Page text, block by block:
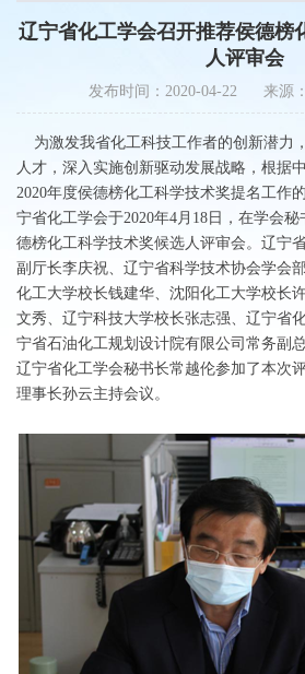
辽宁省化工学会召开推荐侯德榜
人评审会
发布时间：2020-04-22 来源
为激发我省化工科技工作者的创新潜力
人才，深入实施创新驱动发展战略，根据
2020年度侯德榜化工科学技术奖提名工作
宁省化工学会于2020年4月18日，在学会
德榜化工科学技术奖候选人评审会。辽宁
副厅长李庆祝、辽宁省科学技术协会学会
化工大学校长钱建华、沈阳化工大学校长
文秀、辽宁科技大学校长张志强、辽宁省
宁省石油化工规划设计院有限公司常务副
辽宁省化工学会秘书长常越伦参加了本次
理事长孙云主持会议。